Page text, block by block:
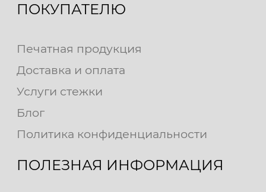
ПОКУПАТЕЛЮ
Печатная продукция
Доставка и оплата
Услуги стежки
Блог
Политика конфиденциальности
ПОЛЕЗНАЯ ИНФОРМАЦИЯ